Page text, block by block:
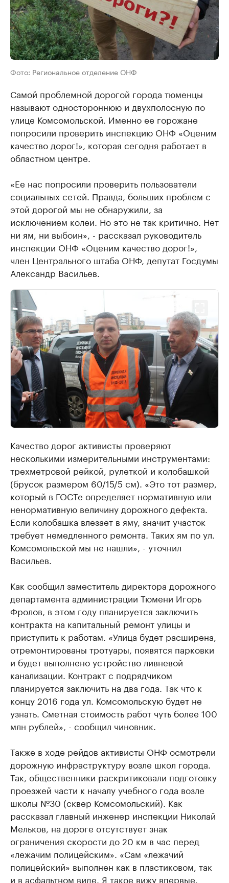
Фото: Региональное отделение ОНФ
Самой проблемной дорогой города тюменцы
называют одностороннюю и двухполосную по
улице Комсомольской. Именно ее горожане
попросили проверить инспекцию ОНФ «Оценим
качество дорог!», которая сегодня работает в
областном центре.
«Ее нас попросили проверить пользователи
социальных сетей. Правда, больших проблем с
этой дорогой мы не обнаружили, за
исключением колеи. Но это не так критично. Нет
ни ям, ни выбоин», - рассказал руководитель
инспекции ОНФ «Оценим качество дорог!»,
член Центрального штаба ОНФ, депутат Госдумы
Александр Васильев.
Качество дорог активисты проверяют
несколькими измерительными инструментами:
трехметровой рейкой, рулеткой и колобашкой
(брусок размером 60/15/5 см). «Это тот размер,
который в ГОСТе определяет нормативную или
ненормативную величину дорожного дефекта.
Если колобашка влезает в яму, значит участок
требует немедленного ремонта. Таких ям по ул.
Комсомольской мы не нашли», - уточнил
Васильев.
Как сообщил заместитель директора дорожного
департамента администрации Тюмени Игорь
Фролов, в этом году планируется заключить
контракта на капитальный ремонт улицы и
приступить к работам. «Улица будет расширена,
отремонтированы тротуары, появятся парковки
и будет выполнено устройство ливневой
канализации. Контракт с подрядчиком
планируется заключить на два года. Так что к
концу 2016 года ул. Комсомольскую будет не
узнать. Сметная стоимость работ чуть более 100
млн рублей», - сообщил чиновник.
Также в ходе рейдов активисты ОНФ осмотрели
дорожную инфраструктуру возле школ города.
Так, общественники раскритиковали подготовку
проезжей части к началу учебного года возле
школы №30 (сквер Комсомольский). Как
рассказал главный инженер инспекции Николай
Мельков, на дороге отсутствует знак
ограничения скорости до 20 км в час перед
«лежачим полицейским». «Сам «лежачий
полицейский» выполнен как в пластиковом, так
и в асфальтном виде. Я такое вижу впервые.